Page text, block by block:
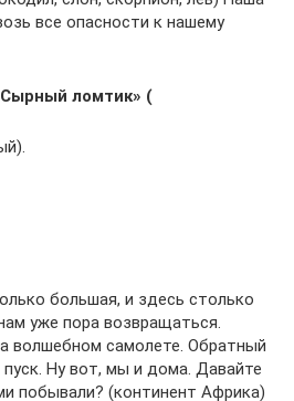
все опасности к нашему
ломтик» (
большая, и здесь столько
уже пора возвращаться.
волшебном самолете. Обратный
пуск. Ну вот, мы и дома. Давайте
побывали? (континент Африка)